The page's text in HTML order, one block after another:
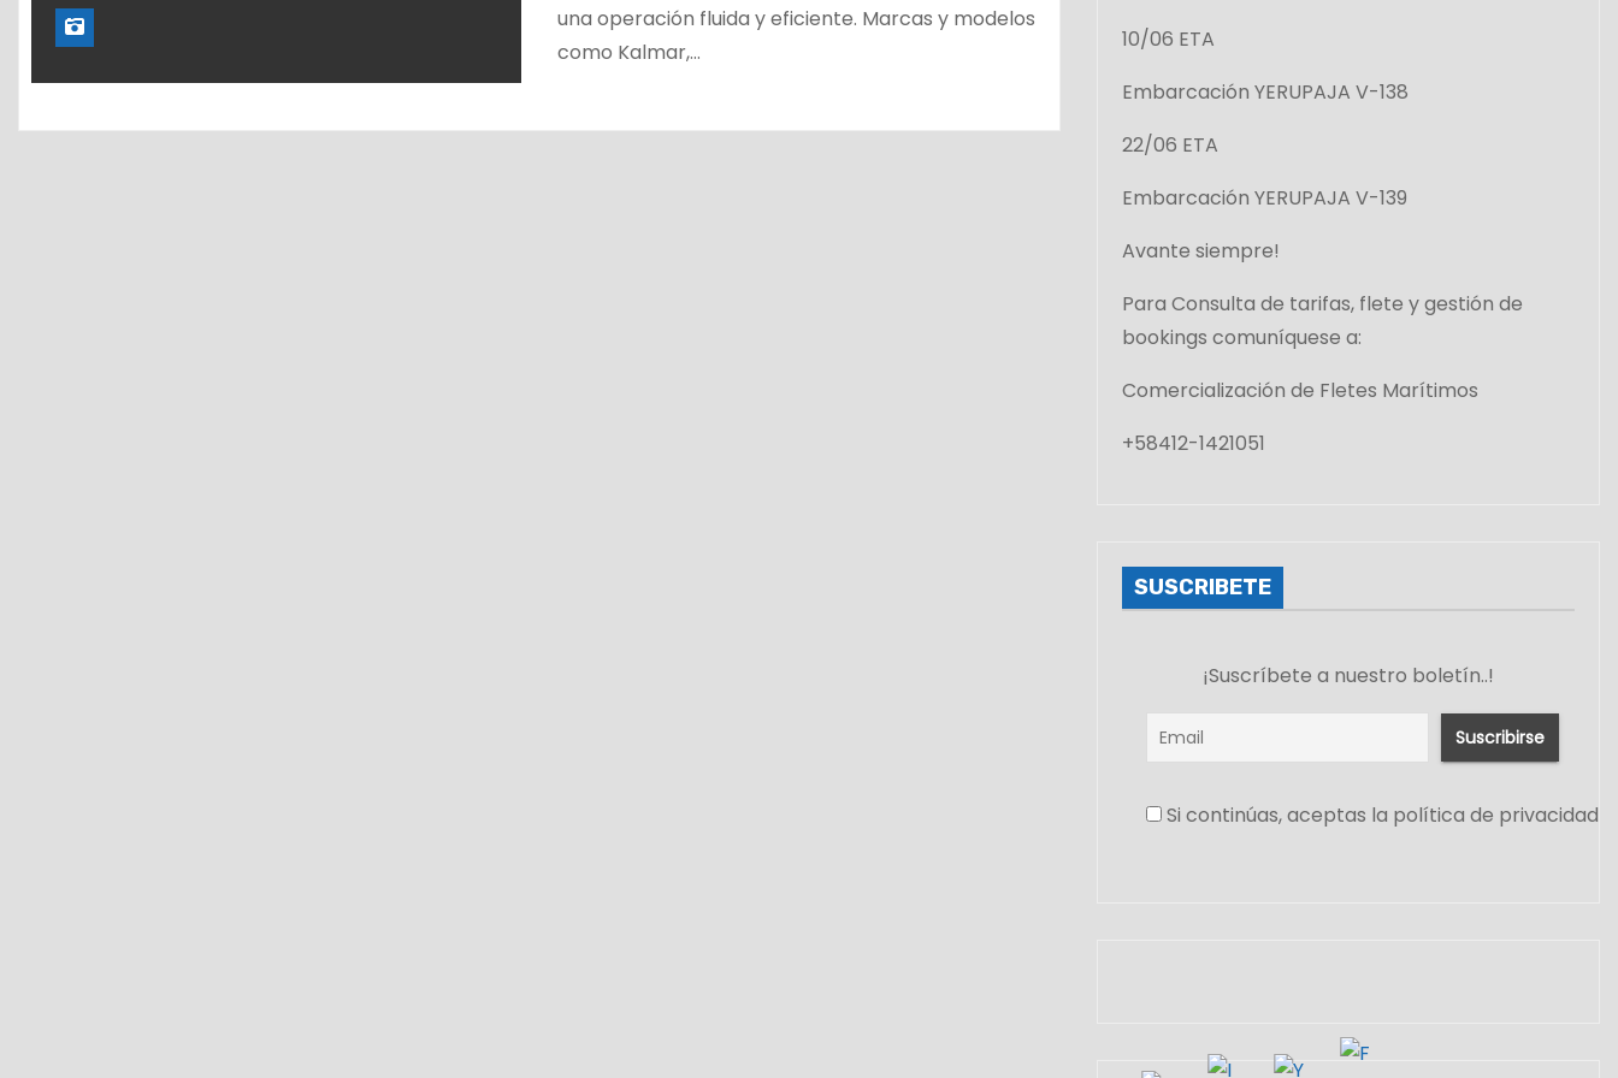
una operación fluida y eficiente. Marcas y modelos
como Kalmar,…
10/06 ETA
Embarcación YERUPAJA V-138
22/06 ETA
Embarcación YERUPAJA V-139
Avante siempre!
Para Consulta de tarifas, flete y gestión de
bookings comuníquese a:
Comercialización de Fletes Marítimos
+58412-1421051
SUSCRIBETE
¡Suscríbete a nuestro boletín..!
Si continúas, aceptas la política de privacidad